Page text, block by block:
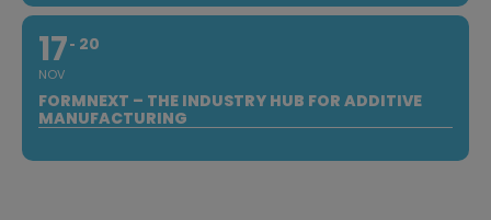
17
NOV
20
FORMNEXT – THE INDUSTRY HUB FOR ADDITIVE
MANUFACTURING